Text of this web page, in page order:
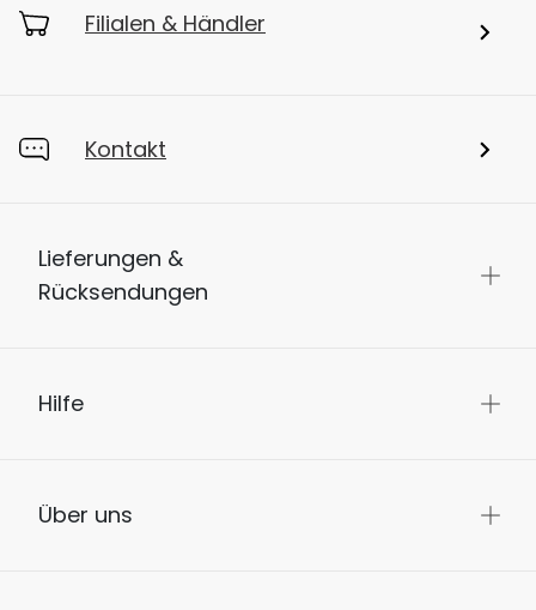
Filialen & Händler
Kontakt
Lieferungen &
Rücksendungen
Hilfe
Über uns